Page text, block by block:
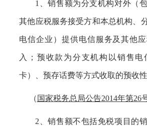
1、销售额为分支机构对外（
其他应税服务接受方和本总机构、
电信企业）提供电信服务及其他
入；预收款为分支机构以销售电
卡）、预存话费等方式收取的预收性
（ 国家税务总局公告2014年第26
2、销售额不包括免税项目的